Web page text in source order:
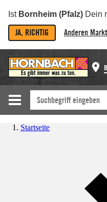
Ist Bornheim (Pfalz) Dein
JA, RICHTIG Anderen
Startseite